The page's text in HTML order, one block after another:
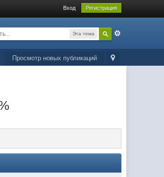
Вход Регистрация
Эта тема
Просмотр новых публикаций